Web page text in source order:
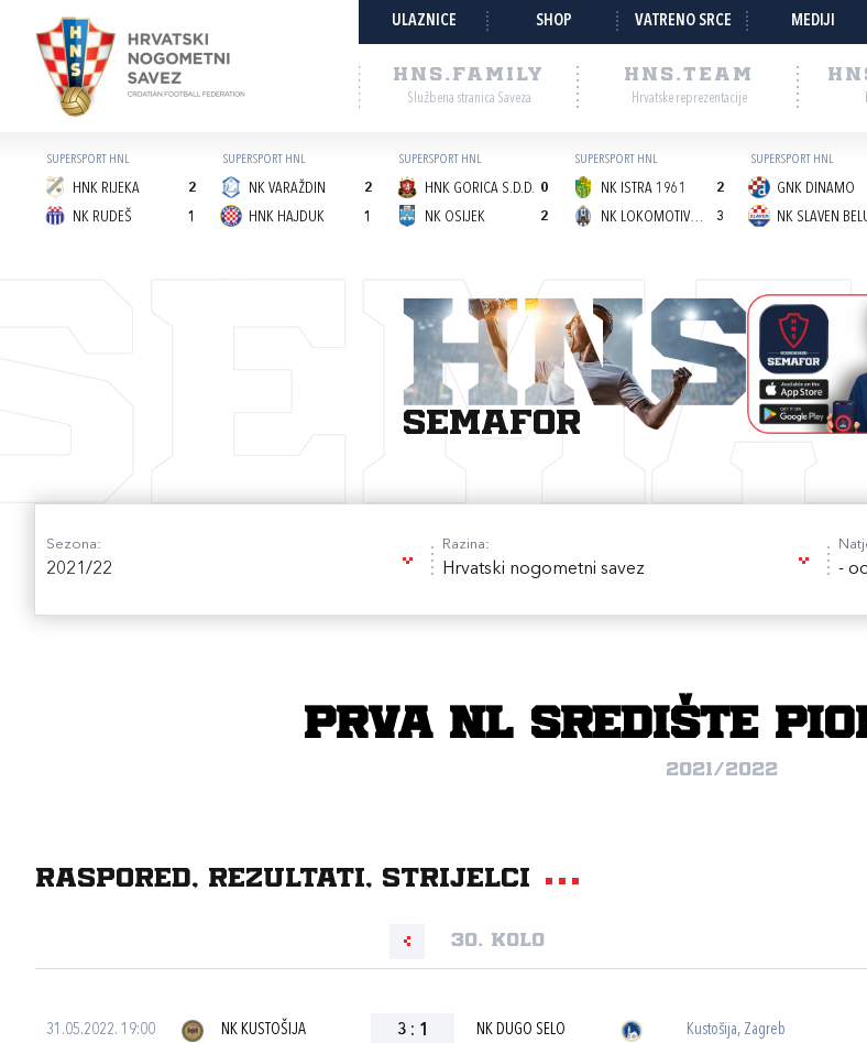
ULAZNICE SHOP VATRENO SRCE MEDIJI
HNS.FAMILY
Službena stranica Saveza
HNS.TEAM
Hrvatske reprezentacije
SUPERSPORT HNL
HNK RIJEKA
2
1
NK RUDEŠ
SUPERSPORT HNL
NK VARAŽDIN
2
1
HNK HAJDUK
SUPERSPORT HNL
HNK GORICA S.D.D. 0
2
NK OSIJEK
SUPERSPORT HNL
NK ISTRA 1961
2
3
NK LOKOMOTIVA (Z)
SUPERSPORT HNL
GNK DINAMO
semafor
Sezona:
2021/22
Razina:
Hrvatski nogometni savez -
Prva NL Središte
2021/2022
Raspored, rezultati, strijelci
30. kolo
31.05.2022. 19:00 NK KUSTOŠIJA 3 : 1 NK DUGO SELO Kustošija, Zagreb